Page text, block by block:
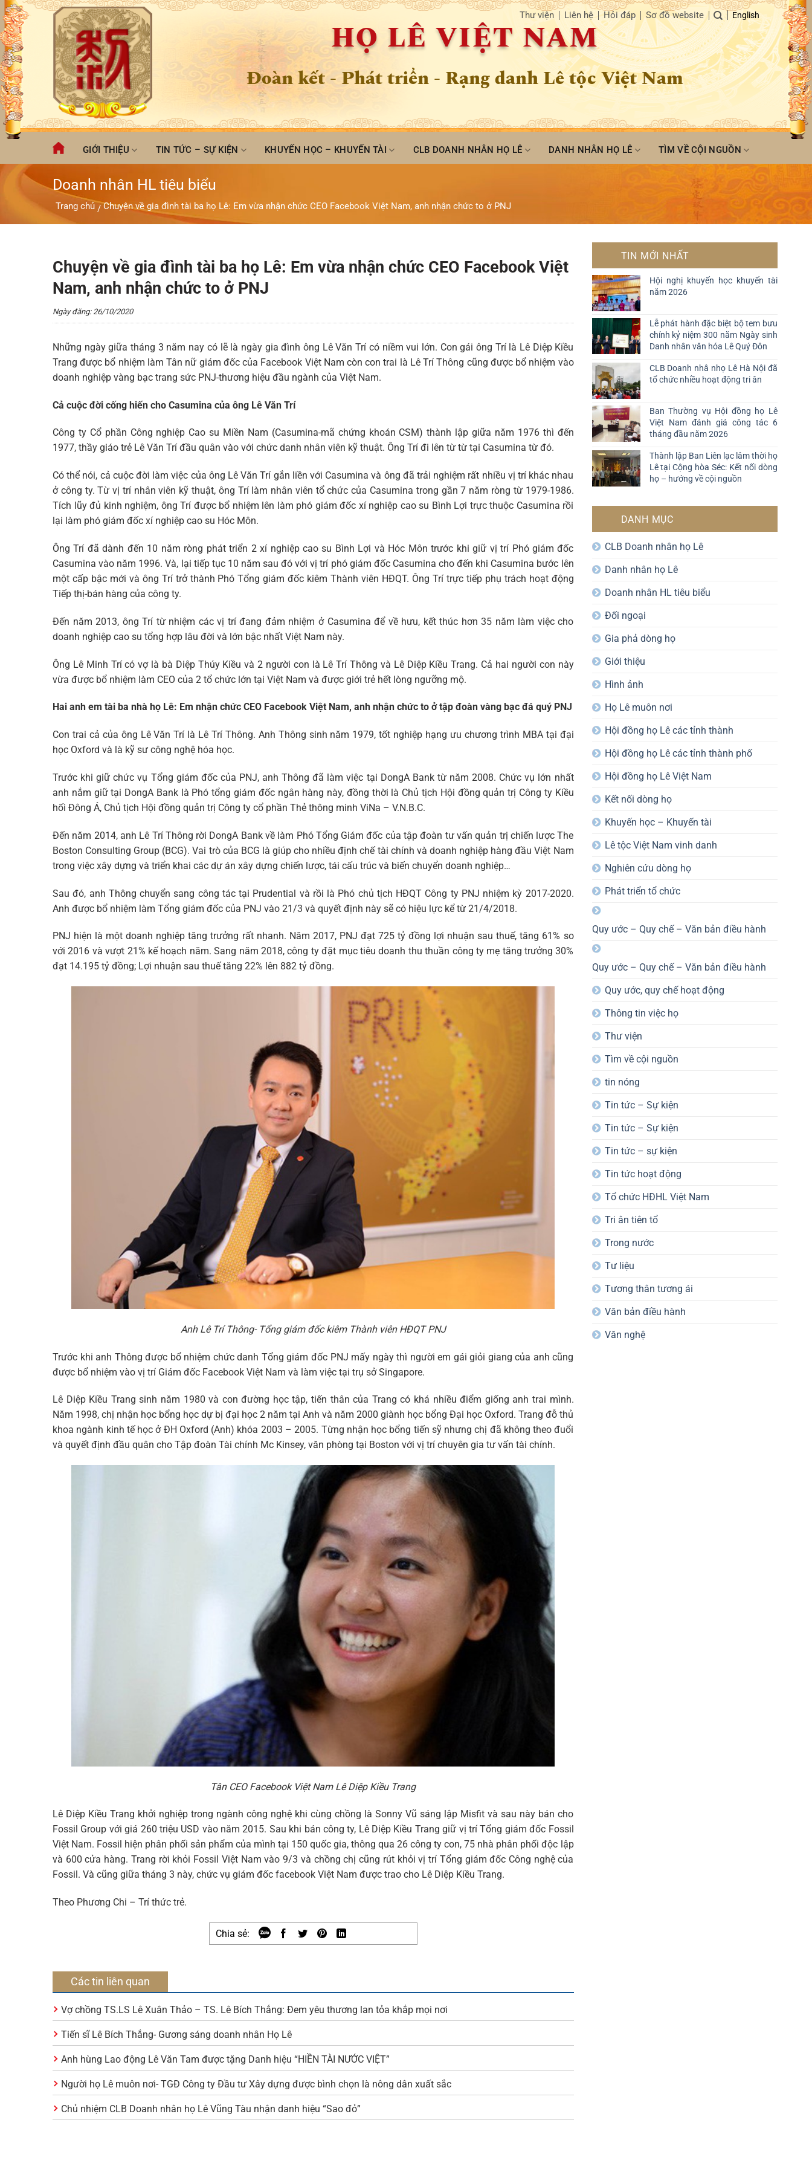
Chuyển
đến
nội
dung
Thư viện Liên hệ Hỏi đáp Sơ đồ website English
HỌ LÊ VIỆT NAM
Đoàn kết - Phát triển - Rạng danh Lê tộc Việt Nam
GIỚI THIỆU TIN TỨC – SỰ KIỆN KHUYẾN HỌC – KHUYẾN TÀI CLB DOANH NHÂN HỌ LÊ DANH NHÂN HỌ LÊ TÌM VỀ CỘI NGUỒN
Doanh nhân HL tiêu biểu
Trang chủ / Chuyện về gia đình tài ba họ Lê: Em vừa nhận chức CEO Facebook Việt Nam, anh nhận chức to ở PNJ
Chuyện về gia đình tài ba họ Lê: Em vừa nhận chức CEO Facebook Việt
Nam, anh nhận chức to ở PNJ
Ngày đăng: 26/10/2020
Những ngày giữa tháng 3 năm nay có lẽ là ngày gia đình ông Lê Văn Trí có niềm vui lớn. Con gái ông Trí là Lê Diệp Kiều
Trang được bổ nhiệm làm Tân nữ giám đốc của Facebook Việt Nam còn con trai là Lê Trí Thông cũng được bổ nhiệm vào
doanh nghiệp vàng bạc trang sức PNJ-thương hiệu đầu ngành của Việt Nam.
Cả cuộc đời cống hiến cho Casumina của ông Lê Văn Trí
Công ty Cổ phần Công nghiệp Cao su Miền Nam (Casumina-mã chứng khoán CSM) thành lập giữa năm 1976 thì đến
1977, thầy giáo trẻ Lê Văn Trí đầu quân vào với chức danh nhân viên kỹ thuật. Ông Trí đi lên từ từ tại Casumina từ đó.
Có thể nói, cả cuộc đời làm việc của ông Lê Văn Trí gắn liền với Casumina và ông đã trải nghiệm rất nhiều vị trí khác nhau
ở công ty. Từ vị trí nhân viên kỹ thuật, ông Trí làm nhân viên tổ chức của Casumina trong gần 7 năm ròng từ 1979-1986.
Tích lũy đủ kinh nghiệm, ông Trí được bổ nhiệm lên làm phó giám đốc xí nghiệp cao su Bình Lợi trực thuộc Casumina rồi
lại làm phó giám đốc xí nghiệp cao su Hóc Môn.
Ông Trí đã dành đến 10 năm ròng phát triển 2 xí nghiệp cao su Bình Lợi và Hóc Môn trước khi giữ vị trí Phó giám đốc
Casumina vào năm 1996. Và, lại tiếp tục 10 năm sau đó với vị trí phó giám đốc Casumina cho đến khi Casumina bước lên
một cấp bậc mới và ông Trí trở thành Phó Tổng giám đốc kiêm Thành viên HĐQT. Ông Trí trực tiếp phụ trách hoạt động
Tiếp thị-bán hàng của công ty.
Đến năm 2013, ông Trí từ nhiệm các vị trí đang đảm nhiệm ở Casumina để về hưu, kết thúc hơn 35 năm làm việc cho
doanh nghiệp cao su tổng hợp lâu đời và lớn bậc nhất Việt Nam này.
Ông Lê Minh Trí có vợ là bà Diệp Thúy Kiều và 2 người con là Lê Trí Thông và Lê Diệp Kiều Trang. Cả hai người con này
vừa được bổ nhiệm làm CEO của 2 tổ chức lớn tại Việt Nam và được giới trẻ hết lòng ngưỡng mộ.
Hai anh em tài ba nhà họ Lê: Em nhận chức CEO Facebook Việt Nam, anh nhận chức to ở tập đoàn vàng bạc đá quý PNJ
Con trai cả của ông Lê Văn Trí là Lê Trí Thông. Anh Thông sinh năm 1979, tốt nghiệp hạng ưu chương trình MBA tại đại
học Oxford và là kỹ sư công nghệ hóa học.
Trước khi giữ chức vụ Tổng giám đốc của PNJ, anh Thông đã làm việc tại DongA Bank từ năm 2008. Chức vụ lớn nhất
anh nắm giữ tại DongA Bank là Phó tổng giám đốc ngân hàng này, đồng thời là Chủ tịch Hội đồng quản trị Công ty Kiều
hối Đông Á, Chủ tịch Hội đồng quản trị Công ty cổ phần Thẻ thông minh ViNa – V.N.B.C.
Đến năm 2014, anh Lê Trí Thông rời DongA Bank về làm Phó Tổng Giám đốc của tập đoàn tư vấn quản trị chiến lược The
Boston Consulting Group (BCG). Vai trò của BCG là giúp cho nhiều định chế tài chính và doanh nghiệp hàng đầu Việt Nam
trong việc xây dựng và triển khai các dự án xây dựng chiến lược, tái cấu trúc và biến chuyển doanh nghiệp…
Sau đó, anh Thông chuyển sang công tác tại Prudential và rồi là Phó chủ tịch HĐQT Công ty PNJ nhiệm kỳ 2017-2020.
Anh được bổ nhiệm làm Tổng giám đốc của PNJ vào 21/3 và quyết định này sẽ có hiệu lực kể từ 21/4/2018.
PNJ hiện là một doanh nghiệp tăng trưởng rất nhanh. Năm 2017, PNJ đạt 725 tỷ đồng lợi nhuận sau thuế, tăng 61% so
với 2016 và vượt 21% kế hoạch năm. Sang năm 2018, công ty đặt mục tiêu doanh thu thuần công ty mẹ tăng trưởng 30%
đạt 14.195 tỷ đồng; Lợi nhuận sau thuế tăng 22% lên 882 tỷ đồng.
Anh Lê Trí Thông- Tổng giám đốc kiêm Thành viên HĐQT PNJ
Trước khi anh Thông được bổ nhiệm chức danh Tổng giám đốc PNJ mấy ngày thì người em gái giỏi giang của anh cũng
được bổ nhiệm vào vị trí Giám đốc Facebook Việt Nam và làm việc tại trụ sở Singapore.
Lê Diệp Kiều Trang sinh năm 1980 và con đường học tập, tiến thân của Trang có khá nhiều điểm giống anh trai mình.
Năm 1998, chị nhận học bổng học dự bị đại học 2 năm tại Anh và năm 2000 giành học bổng Đại học Oxford. Trang đỗ thủ
khoa ngành kinh tế học ở ĐH Oxford (Anh) khóa 2003 – 2005. Từng nhận học bổng tiến sỹ nhưng chị đã không theo đuổi
và quyết định đầu quân cho Tập đoàn Tài chính Mc Kinsey, văn phòng tại Boston với vị trí chuyên gia tư vấn tài chính.
Tân CEO Facebook Việt Nam Lê Diệp Kiều Trang
Lê Diệp Kiều Trang khởi nghiệp trong ngành công nghệ khi cùng chồng là Sonny Vũ sáng lập Misfit và sau này bán cho
Fossil Group với giá 260 triệu USD vào năm 2015. Sau khi bán công ty, Lê Diệp Kiều Trang giữ vị trí Tổng giám đốc Fossil
Việt Nam. Fossil hiện phân phối sản phẩm của mình tại 150 quốc gia, thông qua 26 công ty con, 75 nhà phân phối độc lập
và 600 cửa hàng. Trang rời khỏi Fossil Việt Nam vào 9/3 và chồng chị cũng rút khỏi vị trí Tổng giám đốc Công nghệ của
Fossil. Và cũng giữa tháng 3 này, chức vụ giám đốc facebook Việt Nam được trao cho Lê Diệp Kiều Trang.
Theo Phương Chi – Trí thức trẻ.
Chia sẻ:
Các tin liên quan
Vợ chồng TS.LS Lê Xuân Thảo – TS. Lê Bích Thắng: Đem yêu thương lan tỏa khắp mọi nơi
Tiến sĩ Lê Bích Thắng- Gương sáng doanh nhân Họ Lê
Anh hùng Lao động Lê Văn Tam được tặng Danh hiệu “HIỀN TÀI NƯỚC VIỆT”
Người họ Lê muôn nơi- TGĐ Công ty Đầu tư Xây dựng được bình chọn là nông dân xuất sắc
Chủ nhiệm CLB Doanh nhân họ Lê Vũng Tàu nhận danh hiệu “Sao đỏ”
TIN MỚI NHẤT
Hội nghị khuyến học khuyến tài
năm 2026
Lễ phát hành đặc biệt bộ tem bưu
chính kỷ niệm 300 năm Ngày sinh
Danh nhân văn hóa Lê Quý Đôn
CLB Doanh nhâ nhọ Lê Hà Nội đã
tổ chức nhiều hoạt động tri ân
Ban Thường vụ Hội đồng họ Lê
Việt Nam đánh giá công tác 6
tháng đầu năm 2026
Thành lập Ban Liên lạc lâm thời họ
Lê tại Cộng hòa Séc: Kết nối dòng
họ – hướng về cội nguồn
DANH MỤC
CLB Doanh nhân họ Lê
Danh nhân họ Lê
Doanh nhân HL tiêu biểu
Đối ngoại
Gia phả dòng họ
Giới thiệu
Hình ảnh
Họ Lê muôn nơi
Hội đồng họ Lê các tỉnh thành
Hội đồng họ Lê các tỉnh thành phố
Hội đồng họ Lê Việt Nam
Kết nối dòng họ
Khuyến học – Khuyến tài
Lê tộc Việt Nam vinh danh
Nghiên cứu dòng họ
Phát triển tổ chức
Quy ước – Quy chế – Văn bản điều hành
Quy ước – Quy chế – Văn bản điều hành
Quy ước, quy chế hoạt động
Thông tin việc họ
Thư viện
Tìm về cội nguồn
tin nóng
Tin tức – Sự kiện
Tin tức – Sự kiện
Tin tức – sự kiện
Tin tức hoạt động
Tổ chức HĐHL Việt Nam
Tri ân tiên tổ
Trong nước
Tư liệu
Tương thân tương ái
Văn bản điều hành
Văn nghệ